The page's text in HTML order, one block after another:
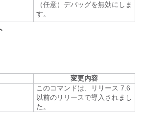
（任意）デバッグを無効にしま
す。
変更内容
このコマンドは、リリース 7.6
以前のリリースで導入されまし
た。